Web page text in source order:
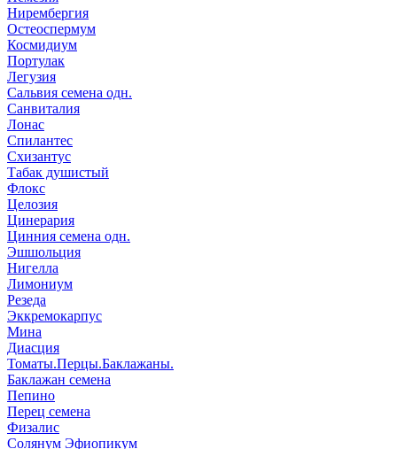
Нирембергия
Остеоспермум
Космидиум
Портулак
Легузия
Сальвия семена одн.
Санвиталия
Лонас
Спилантес
Схизантус
Табак душистый
Флокс
Целозия
Цинерария
Цинния семена одн.
Эшшольция
Нигелла
Лимониум
Резеда
Эккремокарпус
Мина
Диасция
Томаты.Перцы.Баклажаны.
Баклажан семена
Пепино
Перец семена
Физалис
Солянум Эфиопикум